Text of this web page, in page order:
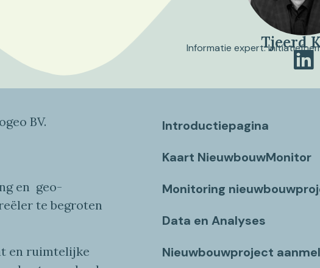
Tjeerd
Informatie expert.
BV.
en geo-
te begroten
en ruimtelijke
Introductiepagina
Kaart NieuwbouwMonitor
Monitoring
Data en Analyses
Nieuwbouwproject